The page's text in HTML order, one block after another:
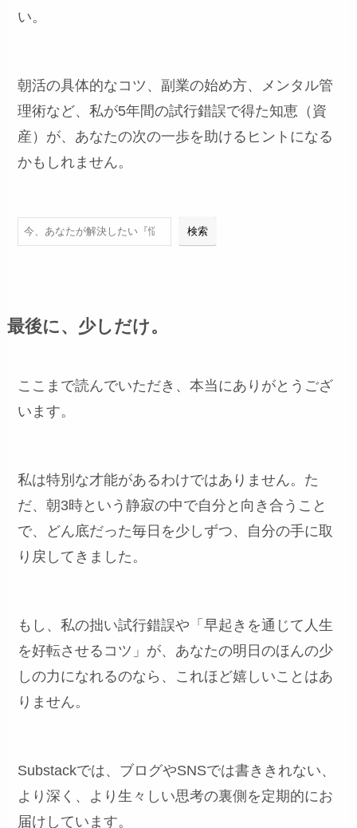
い。
朝活の具体的なコツ、副業の始め方、メンタル管
理術など、私が5年間の試行錯誤で得た知恵（資
産）が、あなたの次の一歩を助けるヒントになる
かもしれません。
検索 検索
最後に、少しだけ。
ここまで読んでいただき、本当にありがとうござ
います。
私は特別な才能があるわけではありません。た
だ、朝3時という静寂の中で自分と向き合うこと
で、どん底だった毎日を少しずつ、自分の手に取
り戻してきました。
もし、私の拙い試行錯誤や「早起きを通じて人生
を好転させるコツ」が、あなたの明日のほんの少
しの力になれるのなら、これほど嬉しいことはあ
りません。
Substackでは、ブログやSNSでは書ききれない、
より深く、より生々しい思考の裏側を定期的にお
届けしています。